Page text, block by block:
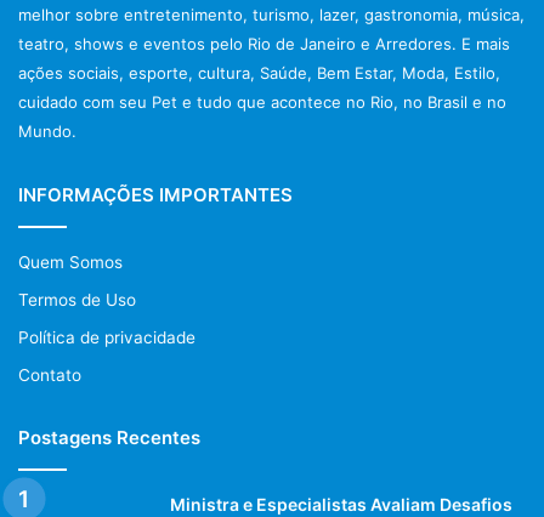
melhor sobre entretenimento, turismo, lazer, gastronomia, música,
teatro, shows e eventos pelo Rio de Janeiro e Arredores. E mais
ações sociais, esporte, cultura, Saúde, Bem Estar, Moda, Estilo,
cuidado com seu Pet e tudo que acontece no Rio, no Brasil e no
Mundo.
INFORMAÇÕES IMPORTANTES
Quem Somos
Termos de Uso
Política de privacidade
Contato
Postagens Recentes
Ministra e Especialistas Avaliam Desafios